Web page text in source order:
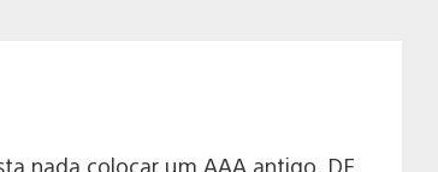
nada colocar um AAA antigo, DE